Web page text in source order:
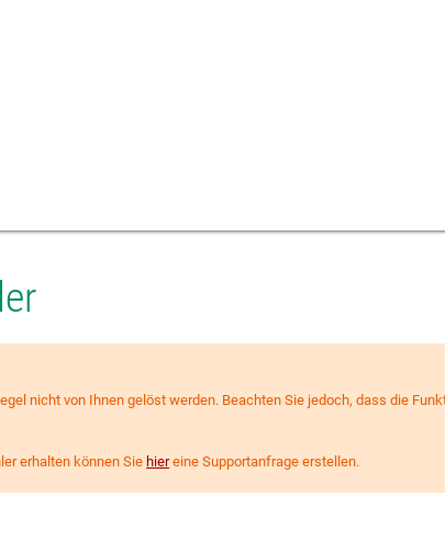
nicht von Ihnen gelöst werden. Beachten Sie jedoch, dass die
erhalten können Sie hiereine Supportanfrage erstellen.